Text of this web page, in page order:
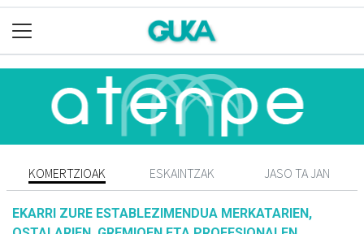
KOMERTZIOAK ESKAINTZAK JASO TA JAN
EKARRI ZURE ESTABLEZIMENDUA MERKATARIEN,